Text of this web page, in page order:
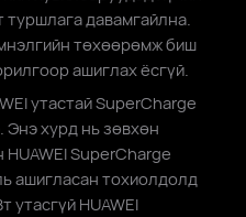
давамгайлна.
төхөөрөмж биш
ашиглах ёсгүй.
утастай SuperCharge
Энэ хурд нь зөвхөн
SuperCharge
ашигласан тохиолдолд
утасгүй HUAWEI